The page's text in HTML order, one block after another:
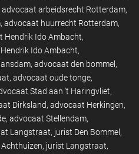
advocaat arbeidsrecht Rotterdam
advocaat huurrecht Rotterdam
Hendrik Ido Ambacht
Ido Ambacht
advocaat den bommel
advocaat oude tonge
Stad aan 't Haringvliet
Dirksland advocaat Herkingen
advocaat Stellendam
Langstraat jurist Den Bommel
jurist Langstraat